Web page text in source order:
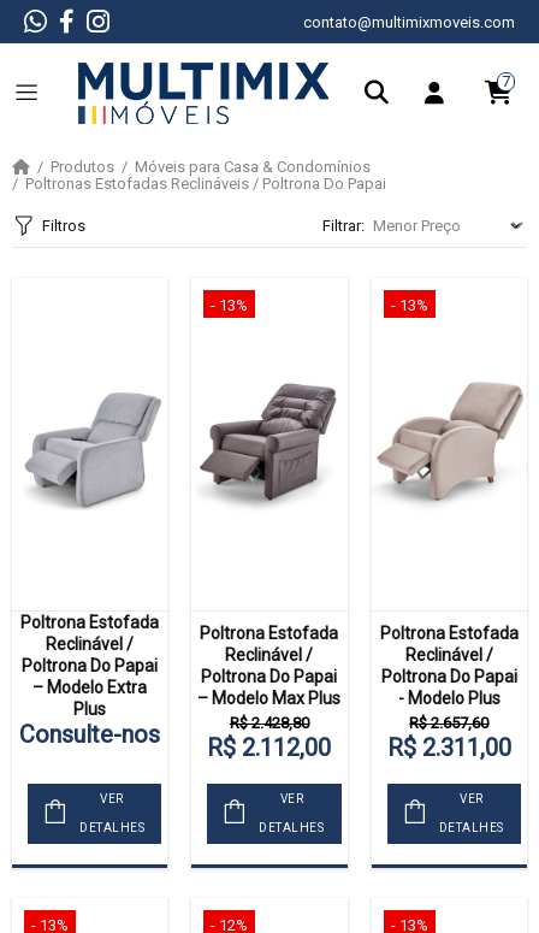
contato@multimixmoveis.com
7
Produtos
Móveis para Casa & Condomínios
Poltronas Estofadas Reclináveis / Poltrona Do Papai
Filtros Filtrar:
Poltrona Estofada
Reclinável /
Poltrona Do Papai
– Modelo Extra
Plus
Consulte-nos
VER
DETALHES
- 13%
Poltrona Estofada
Reclinável /
Poltrona Do Papai
– Modelo Max Plus
R$ 2.428,80
R$ 2.112,00
VER
DETALHES
- 13%
Poltrona Estofada
Reclinável /
Poltrona Do Papai
- Modelo Plus
R$ 2.657,60
R$ 2.311,00
VER
DETALHES
- 13% - 12% - 13%